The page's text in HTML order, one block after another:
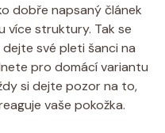
dobře napsaný článek
více struktury. Tak se
své pleti šanci na
pro domácí variantu
si dejte pozor na to,
vaše pokožka.